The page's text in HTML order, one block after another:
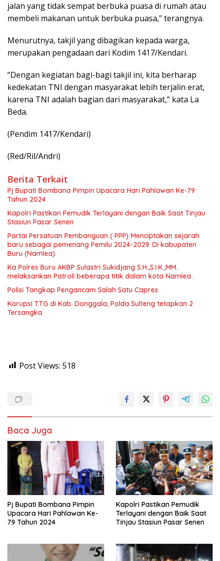
jalan yang tidak sempat berbuka puasa di rumah atau
membeli makanan untuk berbuka puasa,” terangnya.
Menurutnya, takjil yang dibagikan kepada warga,
merupakan pengadaan dari Kodim 1417/Kendari.
“Dengan kegiatan bagi-bagi takjil ini, kita berharap
kedekatan TNI dengan masyarakat lebih terjalin erat,
karena TNI adalah bagian dari masyarakat,” kata La
Beda.
(Pendim 1417/Kendari)
(Red/Ril/Andri)
Berita Terkait
Pj Bupati Bombana Pimpin Upacara Hari Pahlawan Ke-79
Tahun 2024
Kapolri Pastikan Pemudik Terlayani dengan Baik Saat Tinjau
Stasiun Pasar Senen
Partai Persatuan Pembanguan ( PPP) Menciptakan sejarah
baru sebagai pemenang Pemilu 2024-2029. Di kabupaten
Buru (Namlea).
Ka Polres Buru AKBP Sulastri Sukidjang S.H.,S.I.K.,MM.
melaksankan Patroli beberapa titik dalam kota Namlea .
Polisi Tangkap Pengancam Salah Satu Capres
Korupsi TTG di Kab. Donggala, Polda Sulteng tetapkan 2
Tersangka
Post Views: 518
Baca Juga
Pj Bupati Bombana Pimpin
Upacara Hari Pahlawan Ke-
79 Tahun 2024
Kapolri Pastikan Pemudik
Terlayani dengan Baik Saat
Tinjau Stasiun Pasar Senen